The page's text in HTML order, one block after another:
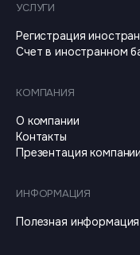
УСЛУГИ
Регистрация
Счет в иностранном
КОМПАНИЯ
О компании
Контакты
Презентация компании
ИНФОРМАЦИЯ
Полезная информация